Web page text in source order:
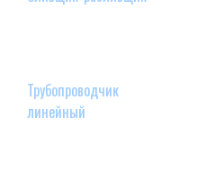
Трубопроводчик
линейный